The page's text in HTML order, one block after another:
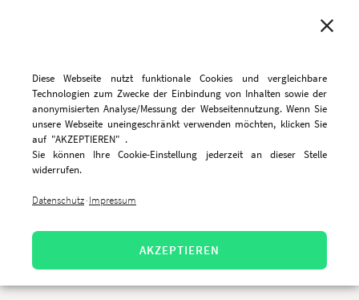
Diese Webseite nutzt funktionale Cookies und vergleichbare
Technologien zum Zwecke der Einbindung von Inhalten sowie der
anonymisierten Analyse/Messung der Webseitennutzung. Wenn Sie
unsere Webseite uneingeschränkt verwenden möchten, klicken Sie
auf "AKZEPTIEREN" .
Sie können Ihre Cookie-Einstellung jederzeit an dieser Stelle
widerrufen.
Datenschutz· Impressum
AKZEPTIEREN
Wir wünschen einen schönen
Feierabend!
Der Feierabend klopft schon an unsere Bürofenster🤩
😍